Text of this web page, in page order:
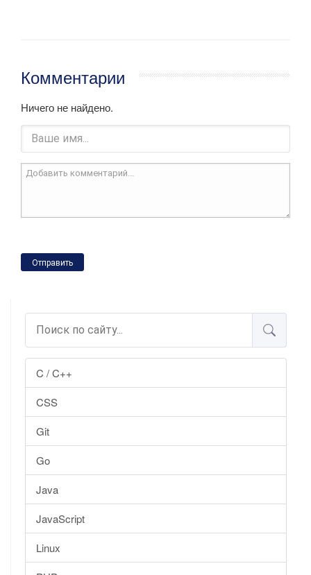
C / C++
CSS
Git
Go
Java
JavaScript
Linux
Комментарии
Ничего не найдено.
Отправить